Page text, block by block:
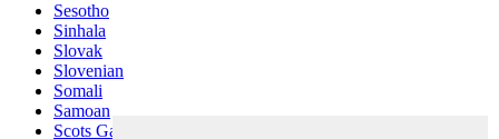
Sesotho
Sinhala
Slovak
Slovenian
Somali
Samoan
Scots Gaelic